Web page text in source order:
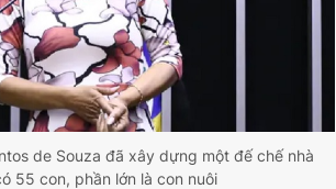
Ngọc Toàn
trực: Hải Thành
Lâm Hiếu Dũng
Trần Việt Hưng
Đức Trung
số 110/GP - BTTTT cấp ngày 24.3.2020
thuộc về Báo Thanh Niên. Cấm sao
nếu không có sự chấp thuận bằng văn
de Souza đã xây dựng một đế chế nhà
55 con, phần lớn là con nuôi